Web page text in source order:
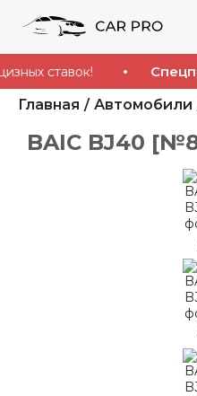
ставок!
Главная Автомобили
BAIC BJ40